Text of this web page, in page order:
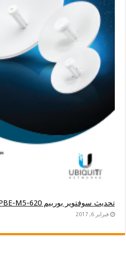
تحديث سوفتوير بوربيم PBE-M5-620
فبراير 6, 2017